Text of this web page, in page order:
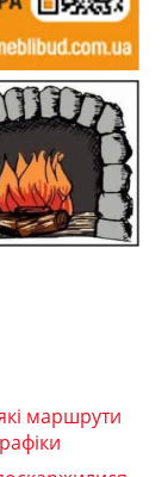
маршрути